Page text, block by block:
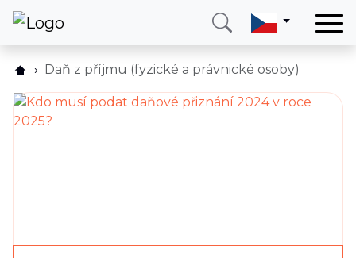
Země
Daň z příjmu (fyzické a právnické osoby)